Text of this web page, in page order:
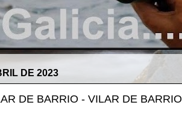
DE 2023
DE BARRIO - VILAR DE BARRIO